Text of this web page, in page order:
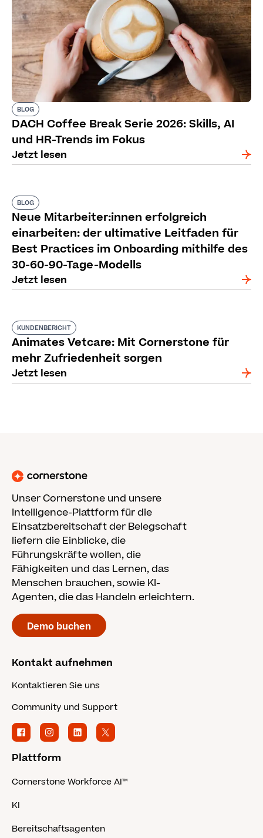
BLOG
DACH Coffee Break Serie 2026: Skills, AI
und HR-Trends im Fokus
Jetzt lesen
BLOG
Neue Mitarbeiter:innen erfolgreich
einarbeiten: der ultimative Leitfaden für
Best Practices im Onboarding mithilfe des
30-60-90-Tage-Modells
Jetzt lesen
KUNDENBERICHT
Animates Vetcare: Mit Cornerstone für
mehr Zufriedenheit sorgen
Jetzt lesen
Unser Cornerstone und unsere
Intelligence-Plattform für die
Einsatzbereitschaft der Belegschaft
liefern die Einblicke, die
Führungskräfte wollen, die
Fähigkeiten und das Lernen, das
Menschen brauchen, sowie KI-
Agenten, die das Handeln erleichtern.
Demo buchen
Kontakt aufnehmen
Kontaktieren Sie uns
Community und Support
Plattform
Cornerstone Workforce AI™
KI
Bereitschaftsagenten